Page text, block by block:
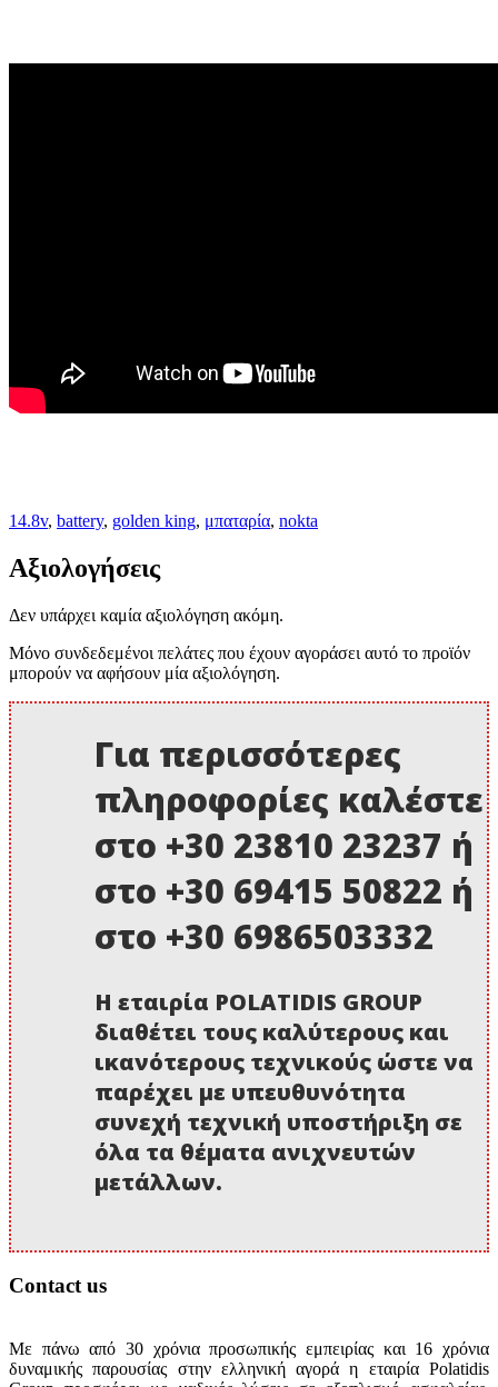
14.8v, battery, golden king, μπαταρία, nokta
Αξιολογήσεις
Δεν υπάρχει καμία αξιολόγηση ακόμη.
Μόνο συνδεδεμένοι πελάτες που έχουν αγοράσει αυτό το προϊόν
μπορούν να αφήσουν μία αξιολόγηση.
Για περισσότερες
πληροφορίες καλέστε
στο +30 23810 23237 ή
στο +30 69415 50822 ή
στο +30 6986503332
Η εταιρία POLATIDIS GROUP
διαθέτει τους καλύτερους και
ικανότερους τεχνικούς ώστε να
παρέχει με υπευθυνότητα
συνεχή τεχνική υποστήριξη σε
όλα τα θέματα ανιχνευτών
μετάλλων.
Contact us
Με πάνω από 30 χρόνια προσωπικής εμπειρίας και 16 χρόνια
δυναμικής παρουσίας στην ελληνική αγορά η εταιρία Polatidis